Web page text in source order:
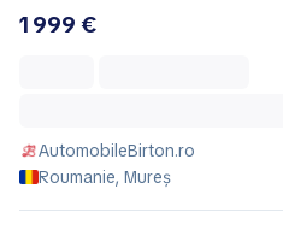
1 999 €
AutomobileBirton.ro
Roumanie, Mureș